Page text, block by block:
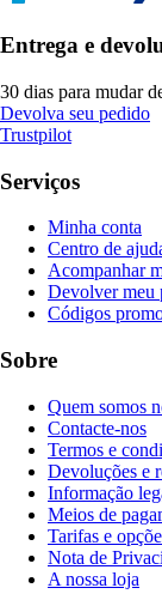
Entrega e
30 dias para mudar
Devolva seu pedido
Trustpilot
Serviços
Minha conta
Centro de
Acompanhar
Devolver meu
Códigos
Sobre
Quem somos
Contacte-nos
Termos e
Devoluções e
Informação
Meios de
Tarifas e
Nota de
A nossa loja